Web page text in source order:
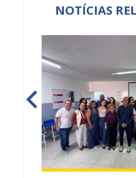
NOTÍCIAS